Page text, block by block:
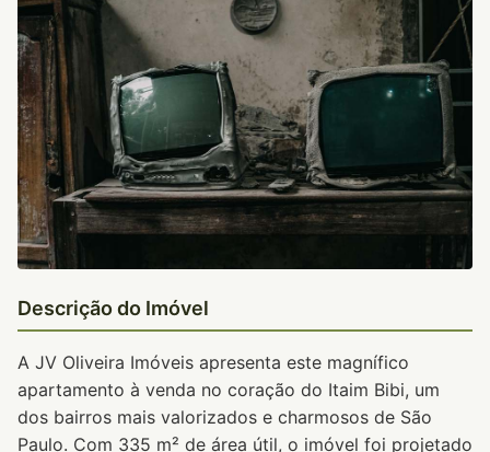
Descrição do Imóvel
A JV Oliveira Imóveis apresenta este magnífico
apartamento à venda no coração do Itaim Bibi, um
dos bairros mais valorizados e charmosos de São
Paulo. Com 335 m² de área útil, o imóvel foi projetado